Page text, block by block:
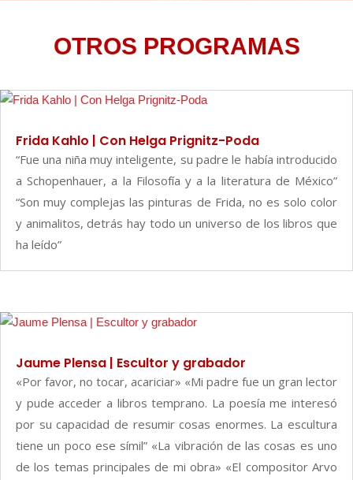
OTROS PROGRAMAS
Frida Kahlo | Con Helga Prignitz-Poda
“Fue una niña muy inteligente, su padre le había introducido
a Schopenhauer, a la Filosofía y a la literatura de México”
“Son muy complejas las pinturas de Frida, no es solo color
y animalitos, detrás hay todo un universo de los libros que
ha leído”
Jaume Plensa | Escultor y grabador
«Por favor, no tocar, acariciar» «Mi padre fue un gran lector
y pude acceder a libros temprano. La poesía me interesó
por su capacidad de resumir cosas enormes. La escultura
tiene un poco ese símil” «La vibración de las cosas es uno
de los temas principales de mi obra» «El compositor Arvo